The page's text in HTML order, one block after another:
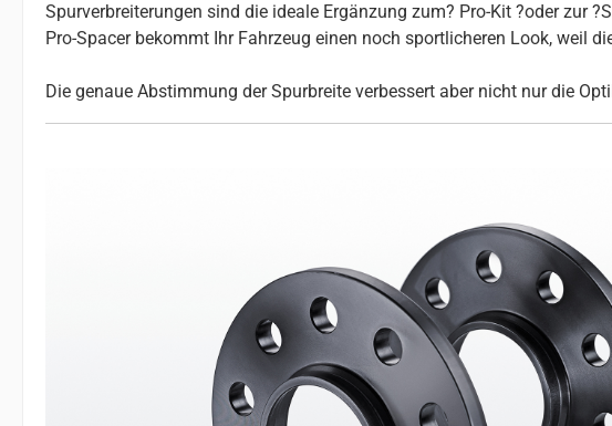
Spurverbreiterungen sind die ideale Ergänzung zum? Pro-Kit ?oder zur
Pro-Spacer bekommt Ihr Fahrzeug einen noch sportlicheren Look, weil
Die genaue Abstimmung der Spurbreite verbessert aber nicht nur die